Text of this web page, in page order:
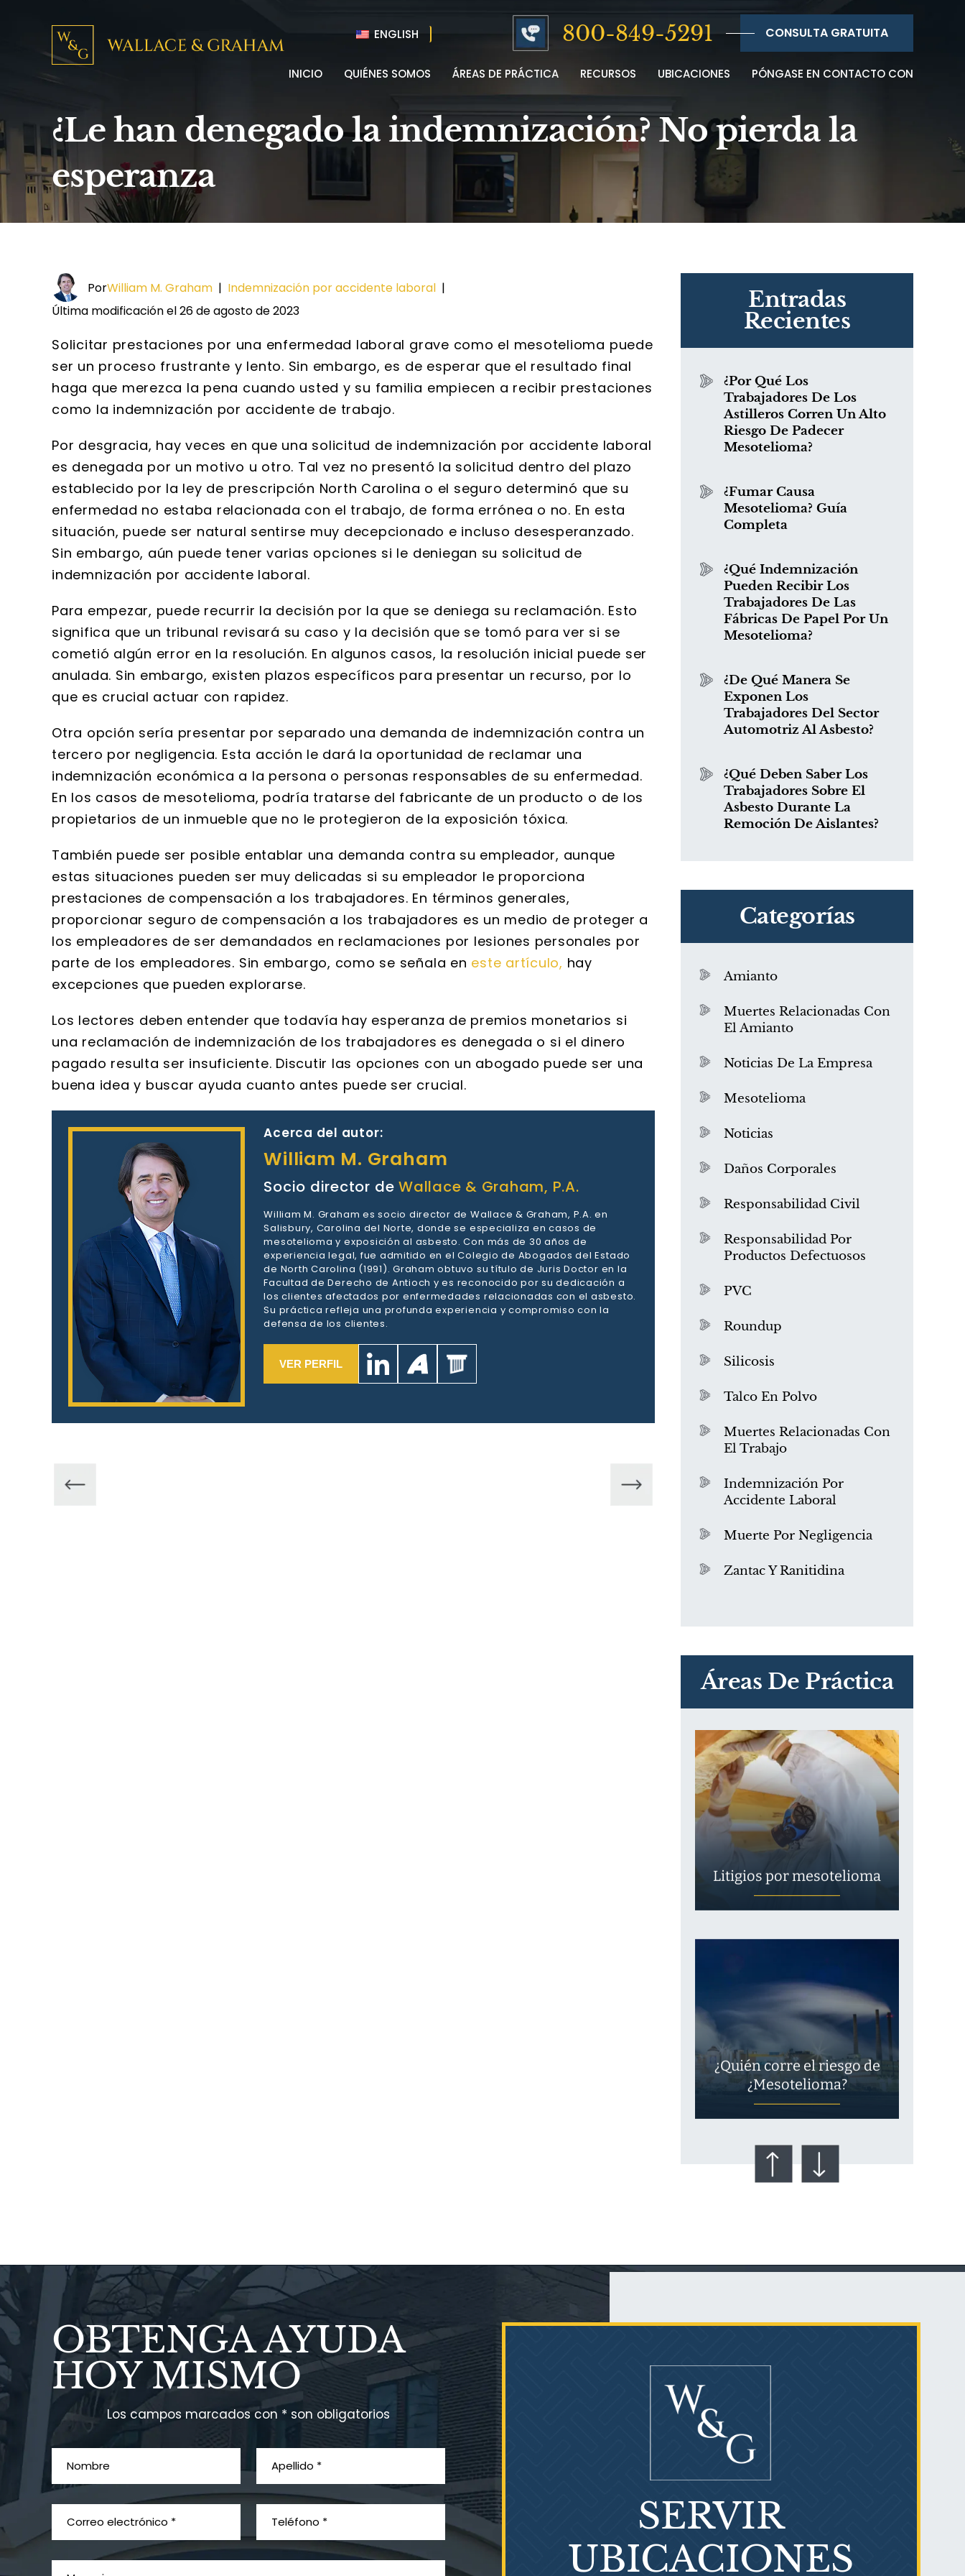
ENGLISH 800-849-5291 CONSULTA GRATUITA
INICIO QUIÉNES SOMOS ÁREAS DE PRÁCTICA RECURSOS UBICACIONES PÓNGASE EN CONTACTO CON
¿Le han denegado la indemnización? No pierda la
esperanza
PorWilliam M. Graham | Indemnización por accidente laboral |
Última modificación el 26 de agosto de 2023
Solicitar prestaciones por una enfermedad laboral grave como el mesotelioma puede
ser un proceso frustrante y lento. Sin embargo, es de esperar que el resultado final
haga que merezca la pena cuando usted y su familia empiecen a recibir prestaciones
como la indemnización por accidente de trabajo.
Por desgracia, hay veces en que una solicitud de indemnización por accidente laboral
es denegada por un motivo u otro. Tal vez no presentó la solicitud dentro del plazo
establecido por la ley de prescripción North Carolina o el seguro determinó que su
enfermedad no estaba relacionada con el trabajo, de forma errónea o no. En esta
situación, puede ser natural sentirse muy decepcionado e incluso desesperanzado.
Sin embargo, aún puede tener varias opciones si le deniegan su solicitud de
indemnización por accidente laboral.
Para empezar, puede recurrir la decisión por la que se deniega su reclamación. Esto
significa que un tribunal revisará su caso y la decisión que se tomó para ver si se
cometió algún error en la resolución. En algunos casos, la resolución inicial puede ser
anulada. Sin embargo, existen plazos específicos para presentar un recurso, por lo
que es crucial actuar con rapidez.
Otra opción sería presentar por separado una demanda de indemnización contra un
tercero por negligencia. Esta acción le dará la oportunidad de reclamar una
indemnización económica a la persona o personas responsables de su enfermedad.
En los casos de mesotelioma, podría tratarse del fabricante de un producto o de los
propietarios de un inmueble que no le protegieron de la exposición tóxica.
También puede ser posible entablar una demanda contra su empleador, aunque
estas situaciones pueden ser muy delicadas si su empleador le proporciona
prestaciones de compensación a los trabajadores. En términos generales,
proporcionar seguro de compensación a los trabajadores es un medio de proteger a
los empleadores de ser demandados en reclamaciones por lesiones personales por
parte de los empleadores. Sin embargo, como se señala en este artículo, hay
excepciones que pueden explorarse.
Los lectores deben entender que todavía hay esperanza de premios monetarios si
una reclamación de indemnización de los trabajadores es denegada o si el dinero
pagado resulta ser insuficiente. Discutir las opciones con un abogado puede ser una
buena idea y buscar ayuda cuanto antes puede ser crucial.
Acerca del autor:
William M. Graham
Socio director deWallace & Graham, P.A.
William M. Graham es socio director de Wallace & Graham, P.A. en
Salisbury, Carolina del Norte, donde se especializa en casos de
mesotelioma y exposición al asbesto. Con más de 30 años de
experiencia legal, fue admitido en el Colegio de Abogados del Estado
de North Carolina (1991). Graham obtuvo su título de Juris Doctor en la
Facultad de Derecho de Antioch y es reconocido por su dedicación a
los clientes afectados por enfermedades relacionadas con el asbesto.
Su práctica refleja una profunda experiencia y compromiso con la
defensa de los clientes.
VER PERFIL
Entradas
Recientes
¿Por Qué Los
Trabajadores De Los
Astilleros Corren Un Alto
Riesgo De Padecer
Mesotelioma?
¿Fumar Causa
Mesotelioma? Guía
Completa
¿Qué Indemnización
Pueden Recibir Los
Trabajadores De Las
Fábricas De Papel Por Un
Mesotelioma?
¿De Qué Manera Se
Exponen Los
Trabajadores Del Sector
Automotriz Al Asbesto?
¿Qué Deben Saber Los
Trabajadores Sobre El
Asbesto Durante La
Remoción De Aislantes?
Categorías
Amianto
Muertes Relacionadas Con
El Amianto
Noticias De La Empresa
Mesotelioma
Noticias
Daños Corporales
Responsabilidad Civil
Responsabilidad Por
Productos Defectuosos
PVC
Roundup
Silicosis
Talco En Polvo
Muertes Relacionadas Con
El Trabajo
Indemnización Por
Accidente Laboral
Muerte Por Negligencia
Zantac Y Ranitidina
Áreas De Práctica
¿Qué es el mesotelioma?
Litigios por mesotelioma
¿Quién corre el riesgo de
¿Mesotelioma?
Talco en polvo
¿Qué es el mesotelioma?
OBTENGA AYUDA
HOY MISMO
Los campos marcados con * son obligatorios
SERVIR
UBICACIONES